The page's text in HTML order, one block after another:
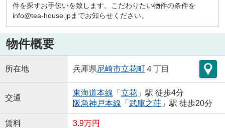
件を探すお手伝いを致します。こだわりたい物件の条件を
info@tea-house.jpまでお知らせください。
物件概要
所在地 兵庫県尼崎市立花町４丁目
交通
東海道本線 「 立花」駅 徒歩4分
阪急神戸本線 「 武庫之荘」駅 徒歩20分
賃料 3.9万円